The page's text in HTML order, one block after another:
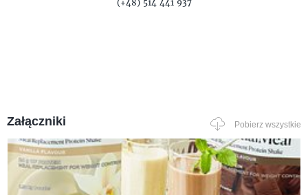
(+48) 514 441 937
Załączniki Pobierz wszystkie